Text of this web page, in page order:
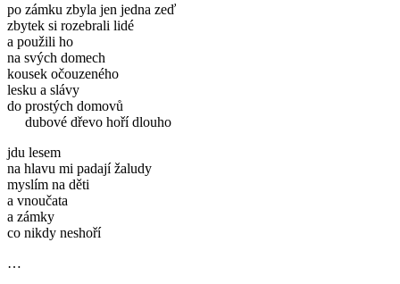
po zámku zbyla jen jedna zeď
zbytek si rozebrali lidé
a použili ho
na svých domech
kousek očouzeného
lesku a slávy
do prostých domovů
dubové dřevo hoří dlouho
jdu lesem
na hlavu mi padají žaludy
myslím na děti
a vnoučata
a zámky
co nikdy neshoří
…